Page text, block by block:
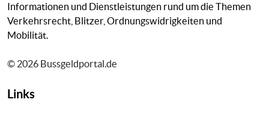
Informationen und Dienstleistungen rund um die Themen
Verkehrsrecht, Blitzer, Ordnungswidrigkeiten und
Mobilität.
© 2026 Bussgeldportal.de
Links